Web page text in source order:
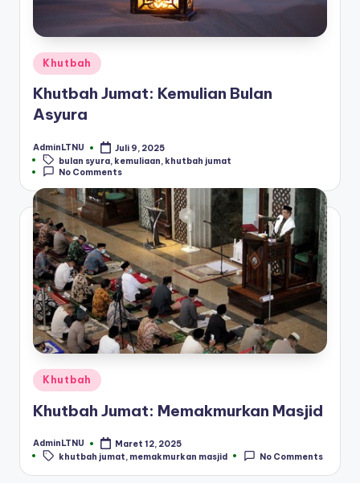
Posted
in
Khutbah
Khutbah Jumat: Kemulian Bulan
Asyura
Posted
by
AdminLTNU
Juli 9, 2025
Tags:bulan syura kemuliaan khutbah jumat
No Comments
Posted
in
Khutbah
Khutbah Jumat: Memakmurkan Masjid
Posted
by
AdminLTNU Maret 12, 2025
Tags:
khutbah jumat memakmurkan masjid No Comments